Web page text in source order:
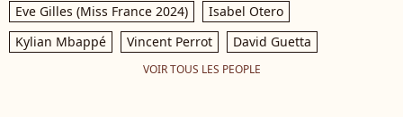
Eve Gilles (Miss France 2024)
Isabel Otero
Kylian Mbappé
Vincent Perrot David Guetta
VOIR TOUS LES PEOPLE